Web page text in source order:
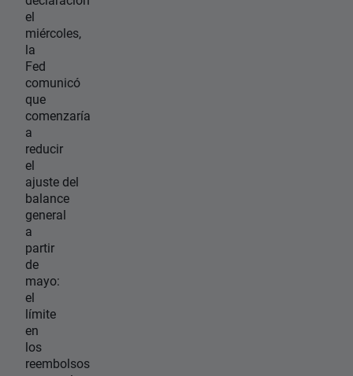
el
miércoles,
la
Fed
comunicó
que
comenzaría
a
reducir
el
ajuste del
balance
general
a
partir
de
mayo:
el
límite
en
los
reembolsos